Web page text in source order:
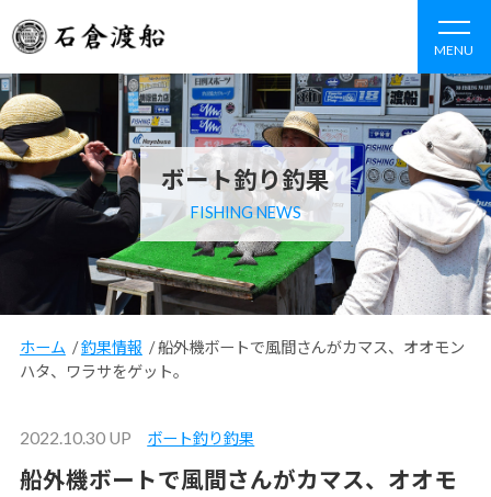
MENU
ボート釣り釣果
FISHING NEWS
ホーム /釣果情報 /船外機ボートで風間さんがカマス、オオモン
ハタ、ワラサをゲット。
2022.10.30 UP ボート釣り釣果
船外機ボートで風間さんがカマス、オオモ